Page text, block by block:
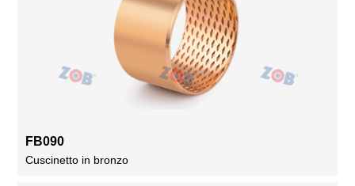
FB090
Cuscinetto in bronzo